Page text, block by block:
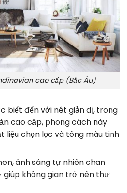
cao cấp (Bắc Âu)
biết đến với nét giản dị, trong
cao cấp, phong cách này
liệu chọn lọc và tông màu tinh
ánh sáng tự nhiên chan
không gian trở nên thư